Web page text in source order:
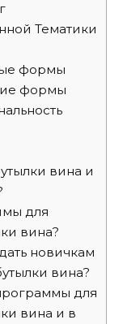
Тематики
формы
формы
вина и
для
вина?
новичкам
вина?
для
вина и в